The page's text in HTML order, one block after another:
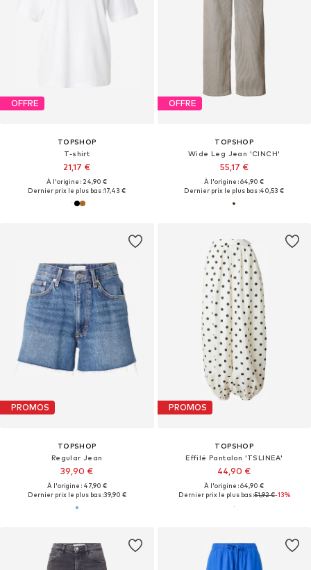
OFFRE
TOPSHOP
T-shirt
21,17 €
À l'origine : 24,90 €
Dernier prix le plus bas :17,43 €
OFFRE
TOPSHOP
Wide Leg Jean 'CINCH'
55,17 €
À l'origine : 64,90 €
Dernier prix le plus bas :40,53 €
PROMOS
TOPSHOP
Regular Jean
39,90 €
À l'origine : 47,90 €
Dernier prix le plus bas :39,90 €
PROMOS
TOPSHOP
Effilé Pantalon 'TSLINEA'
44,90 €
À l'origine : 64,90 €
Dernier prix le plus bas :51,92 €-13%